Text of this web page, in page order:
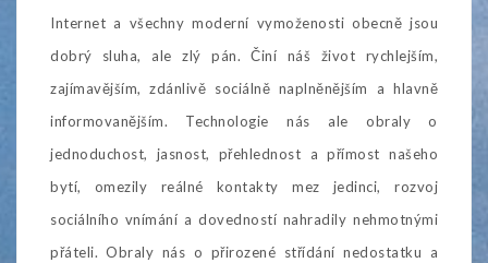
Internet a všechny moderní vymoženosti obecně jsou
dobrý sluha, ale zlý pán. Činí náš život rychlejším,
zajímavějším, zdánlivě sociálně naplněnějším a hlavně
informovanějším. Technologie nás ale obraly o
jednoduchost, jasnost, přehlednost a přímost našeho
bytí, omezily reálné kontakty mez jedinci, rozvoj
sociálního vnímání a dovedností nahradily nehmotnými
přáteli. Obraly nás o přirozené střídání nedostatku a